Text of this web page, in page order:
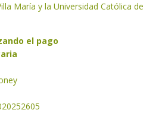
María y la Universidad Católica de
el pago